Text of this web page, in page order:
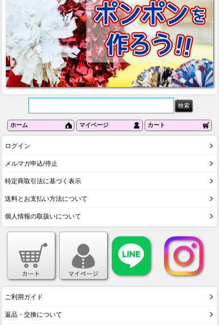
ホーム マイページ カート
ログイン
メルマガ申込/停止
特定商取引法に基づく表示
送料とお支払い方法について
個人情報の取扱いについて
ご利用ガイド
返品・交換について